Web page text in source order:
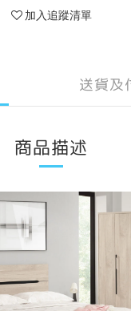
加入追蹤清單
送貨及
商品描述